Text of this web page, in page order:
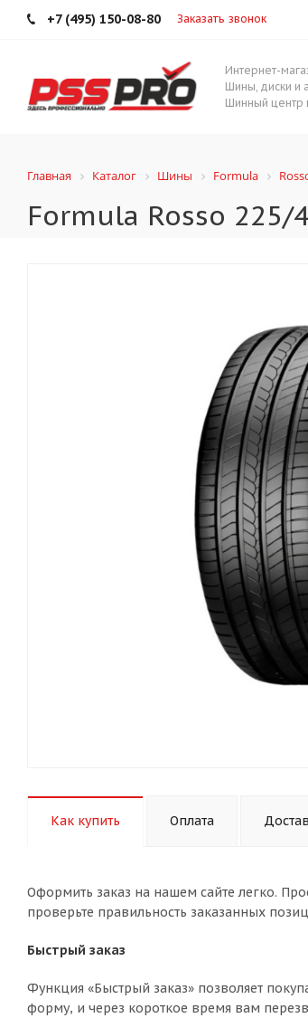
+7 (495) 150-08-80 Заказать звонок
Интернет-
Шины, диски и
Шинный центр
Главная Каталог Шины Formula
Formula Rosso 225/
Как купить Оплата
Оформить заказ на нашем сайте легко.
проверьте правильность заказанных
Быстрый заказ
Функция «Быстрый заказ» позволяет
форму, и через короткое время вам